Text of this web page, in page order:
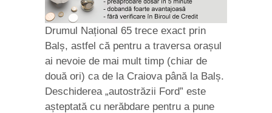
Drumul Național 65 trece exact prin
Balș, astfel că pentru a traversa orașul
ai nevoie de mai mult timp (chiar de
două ori) ca de la Craiova până la Balș.
Deschiderea „autostrăzii Ford” este
așteptată cu nerăbdare pentru a pune